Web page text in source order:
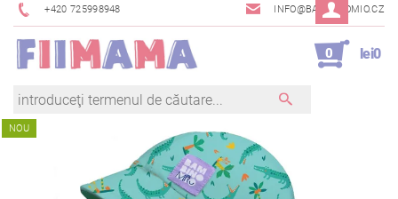
+420 725998948 INFO@BAMBINOMIO.CZ
0 lei0
NOU